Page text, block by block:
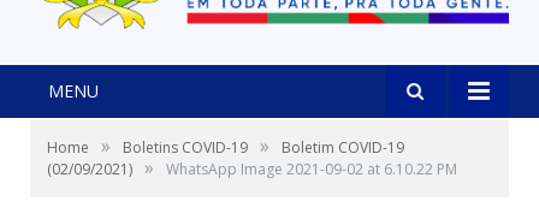
MENU
Home » Boletins COVID-19 »
Boletim COVID-19
(02/09/2021) » WhatsApp Image 2021-09-02 at 6.10.22 PM